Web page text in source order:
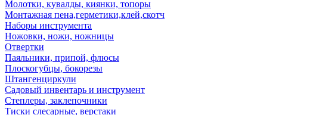
Молотки, кувалды, киянки, топоры
Монтажная пена,герметики,клей,скотч
Наборы инструмента
Ножовки, ножи, ножницы
Отвертки
Паяльники, припой, флюсы
Плоскогубцы, бокорезы
Штангенциркули
Садовый инвентарь и инструмент
Степлеры, заклепочники
Тиски слесарные, верстаки